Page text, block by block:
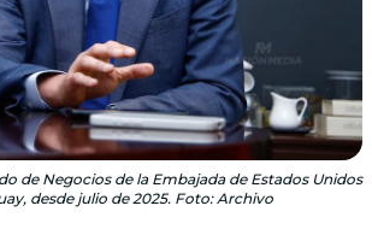
de Negocios de la Embajada de Estados Unidos
desde julio de 2025. Foto: Archivo